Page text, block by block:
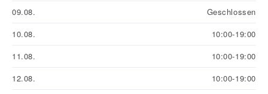
09.08.
Geschlossen
10.08.
10:00-19:00
11.08.
10:00-19:00
12.08.
10:00-19:00